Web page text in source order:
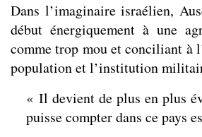
Dans l’imaginaire israélien,
début énergiquement à une
comme trop mou et conciliant à
population et l’institution
« Il devient de plus en plus
puisse compter dans ce pays